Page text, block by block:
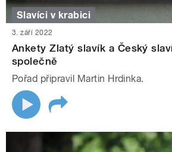
Slavíci v krabici
3. září 2022
Ankety Zlatý slavík a Český
společně
Pořad připravil Martin Hrdinka.